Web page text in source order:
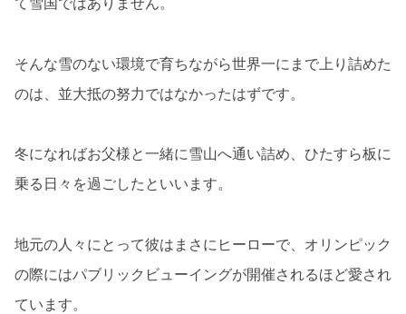
そんな雪のない環境で育ちながら世界一にまで上り詰めた
のは、並大抵の努力ではなかったはずです。
冬になればお父様と一緒に雪山へ通い詰め、ひたすら板に
乗る日々を過ごしたといいます。
地元の人々にとって彼はまさにヒーローで、オリンピック
の際にはパブリックビューイングが開催されるほど愛され
ています。